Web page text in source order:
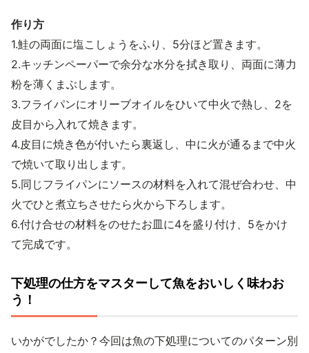
作り方
1.鮭の両面に塩こしょうをふり、5分ほど置きます。
2.キッチンペーパーで余分な水分を拭き取り、両面に薄力
粉を薄くまぶします。
3.フライパンにオリーブオイルをひいて中火で熱し、2を
皮目から入れて焼きます。
4.皮目に焼き色が付いたら裏返し、中に火が通るまで中火
で焼いて取り出します。
5.同じフライパンにソースの材料を入れて混ぜ合わせ、中
火でひと煮立ちさせたら火から下ろします。
6.付け合せの材料をのせたお皿に4を盛り付け、5をかけ
て完成です。
下処理の仕方をマスターして魚をおいしく味わお
う！
いかがでしたか？今回は魚の下処理についてのパターン別